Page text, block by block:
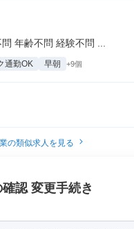
年齢不問 経験不問 ...
通勤OK 早朝 +9個
の類似求人を見る
認 変更手続き